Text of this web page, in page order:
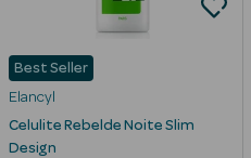
Acessórios
Best Seller
Elancyl
Celulite Rebelde Noite Slim
Design